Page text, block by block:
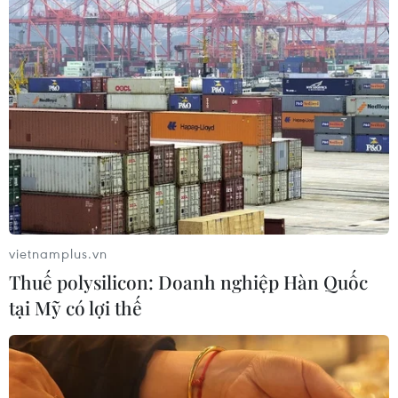
Người dân không sử dụng sản phẩm
giảm cân không rõ nguồn gốc, chưa
được cấp phép
06/08/2026 04:22
Công nghệ Robot Da Vinci
nâng cao năng lực phẫu thuật
chuyên sâu tại Bệnh viện K
06/08/2026 02:13
Cứu nạn thành công 30 ngư dân của
tàu cá bị cháy trên vùng biển Khánh
Hòa
05/08/2026 03:58
vietnamplus.vn
Thuế polysilicon: Doanh nghiệp Hàn Quốc
tại Mỹ có lợi thế